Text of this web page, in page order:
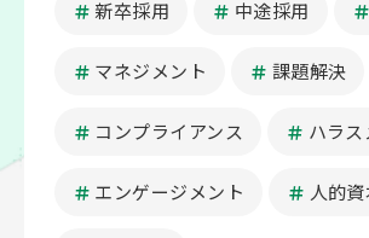
新卒採用 中途採用
マネジメント 課題解決
コンプライアンス ハラス
エンゲージメント 人的